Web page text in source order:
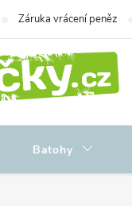
Záruka vrácení peněz
Batohy